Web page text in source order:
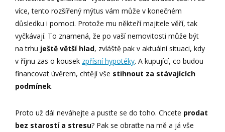
více, tento rozšířený mýtus vám může v konečném
důsledku i pomoci. Protože mu někteří majitele věří, tak
vyčkávají. To znamená, že po vaší nemovitosti může být
na trhu ještě větší hlad, zvláště pak v aktuální situaci, kdy
v říjnu zas o kousek zpřísní hypotéky. A kupující, co budou
financovat úvěrem, chtějí vše stihnout za stávajících
podmínek.
Proto už dál neváhejte a pusťte se do toho. Chcete prodat
bez starostí a stresu? Pak se obraťte na mě a já vše